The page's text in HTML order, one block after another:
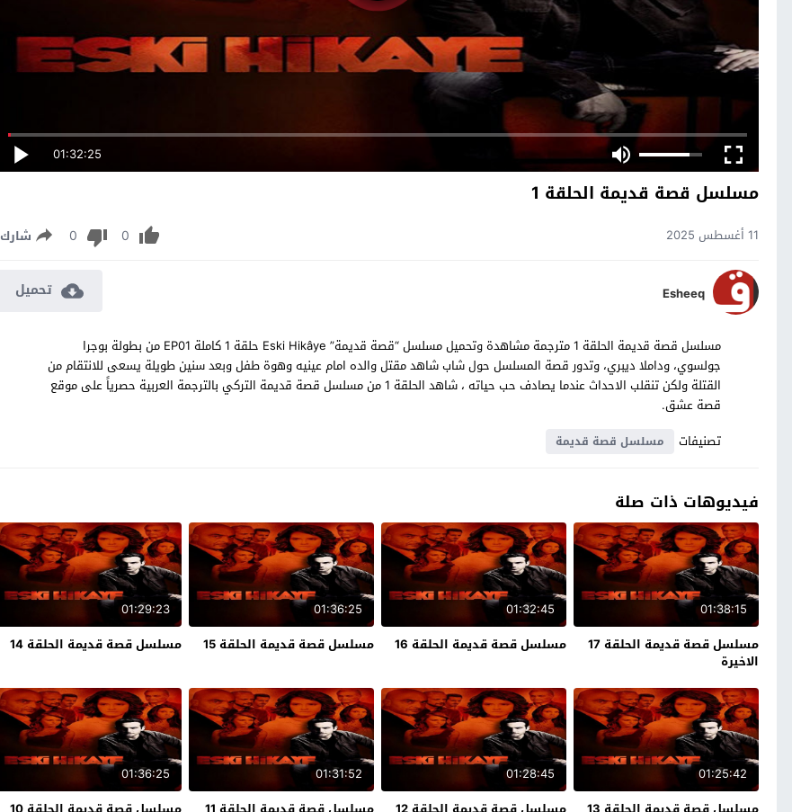
01:32:25
مسلسل قصة قديمة الحلقة 1
11 أغسطس 2025 0
0 شارك
Esheeq تحميل
مسلسل قصة قديمة الحلقة 1 مترجمة مشاهدة وتحميل مسلسل “قصة قديمة” Eski Hikâye حلقة 1 كاملة EP01 من بطولة بوجرا
جولسوي، وداملا ديبري، وتدور قصة المسلسل حول شاب شاهد مقتل والده امام عينيه وهوة طفل وبعد سنين طويلة يسعى للانتقام من
القتلة ولكن تنقلب الاحداث عندما يصادف حب حياته ، شاهد الحلقة 1 من مسلسل قصة قديمة التركي بالترجمة العربية حصرياً على موقع
قصة عشق.
تصنيفات
مسلسل قصة قديمة
فيديوهات ذات صلة
01:38:15
مسلسل قصة قديمة الحلقة 17
الاخيرة
01:32:45
مسلسل قصة قديمة الحلقة 16
01:36:25
مسلسل قصة قديمة الحلقة 15
01:29:23
مسلسل قصة قديمة الحلقة 14
01:25:42
01:28:45
01:31:52
01:36:25